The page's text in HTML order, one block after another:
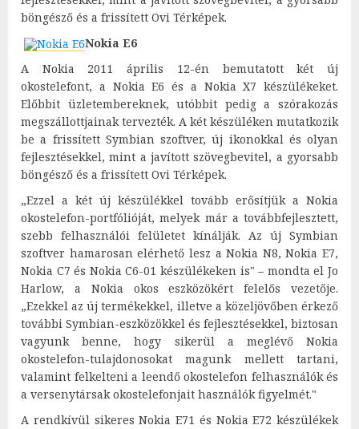
böngésző és a frissített Ovi Térképek.
Nokia E6
A Nokia 2011 április 12-én bemutatott két új
okostelefont, a Nokia E6 és a Nokia X7 készülékeket.
Előbbit üzletembereknek, utóbbit pedig a szórakozás
megszállottjainak tervezték. A két készüléken mutatkozik
be a frissített Symbian szoftver, új ikonokkal és olyan
fejlesztésekkel, mint a javított szövegbevitel, a gyorsabb
böngésző és a frissített Ovi Térképek.
„Ezzel a két új készülékkel tovább erősítjük a Nokia
okostelefon-portfólióját, melyek már a továbbfejlesztett,
szebb felhasználói felületet kínálják. Az új Symbian
szoftver hamarosan elérhető lesz a Nokia N8, Nokia E7,
Nokia C7 és Nokia C6-01 készülékeken is" – mondta el Jo
Harlow, a Nokia okos eszközökért felelős vezetője.
„Ezekkel az új termékekkel, illetve a közeljövőben érkező
további Symbian-eszközökkel és fejlesztésekkel, biztosan
vagyunk benne, hogy sikerül a meglévő Nokia
okostelefon-tulajdonosokat magunk mellett tartani,
valamint felkelteni a leendő okostelefon felhasználók és
a versenytársak okostelefonjait használók figyelmét."
A rendkívül sikeres Nokia E71 és Nokia E72 készülékek